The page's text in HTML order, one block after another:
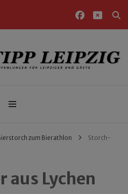
für Leipziger und Gäste
zum Bierathlon
Storch-
aus Lychen